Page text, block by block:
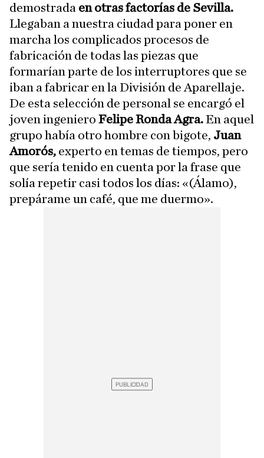
demostrada en otras factorías de Sevilla.
Llegaban a nuestra ciudad para poner en
marcha los complicados procesos de
fabricación de todas las piezas que
formarían parte de los interruptores que se
iban a fabricar en la División de Aparellaje.
De esta selección de personal se encargó el
joven ingeniero Felipe Ronda Agra.En aquel
grupo había otro hombre con bigote, Juan
Amorós, experto en temas de tiempos, pero
que sería tenido en cuenta por la frase que
solía repetir casi todos los días: «(Álamo),
prepárame un café, que me duermo».